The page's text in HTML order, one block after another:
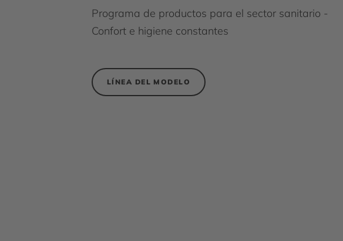
Programa de productos para el sector sanitario -
Confort e higiene constantes
LÍNEA DEL MODELO